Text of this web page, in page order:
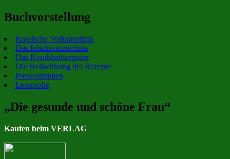
Buchvorstellung
Russische Volksmedizin
Das Inhaltsverzeichnis
Das Krankheitsregister
Die Heilwirkung der Rezepte
Pressestimmen
Leseprobe
„Die gesunde und schöne Frau“
Kaufen beim VERLAG